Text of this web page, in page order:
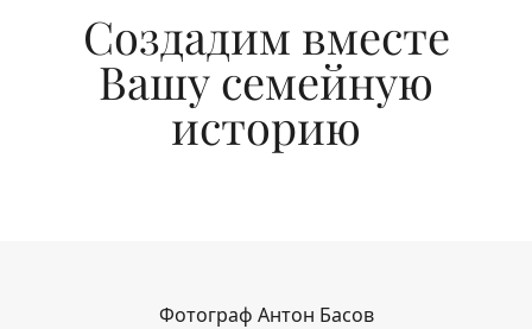
Создадим вместе
Вашу семейную
историю
Фотограф Антон Басов